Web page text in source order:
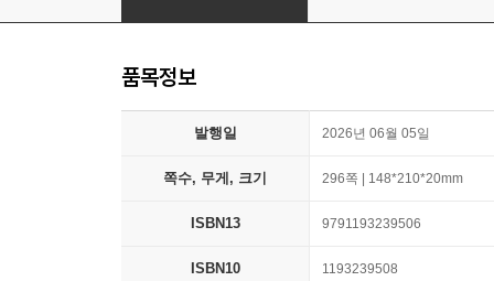
품목정보
발행일 2026년 06월 05일
쪽수, 무게, 크기 296쪽 | 148*210*20mm
ISBN13 9791193239506
ISBN10 1193239508